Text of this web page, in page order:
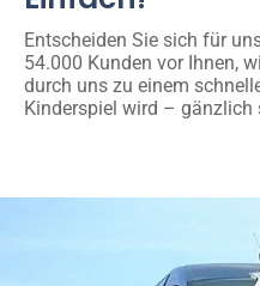
Entscheiden Sie sich für
54.000 Kunden vor Ihnen,
durch uns zu einem
Kinderspiel wird – gänzlich